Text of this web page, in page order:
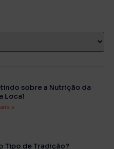
sobre a Nutrição da
Local
»
Tipo de Tradição?